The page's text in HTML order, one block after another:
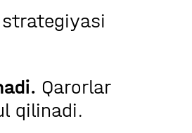
Qarorlar
qilinadi.